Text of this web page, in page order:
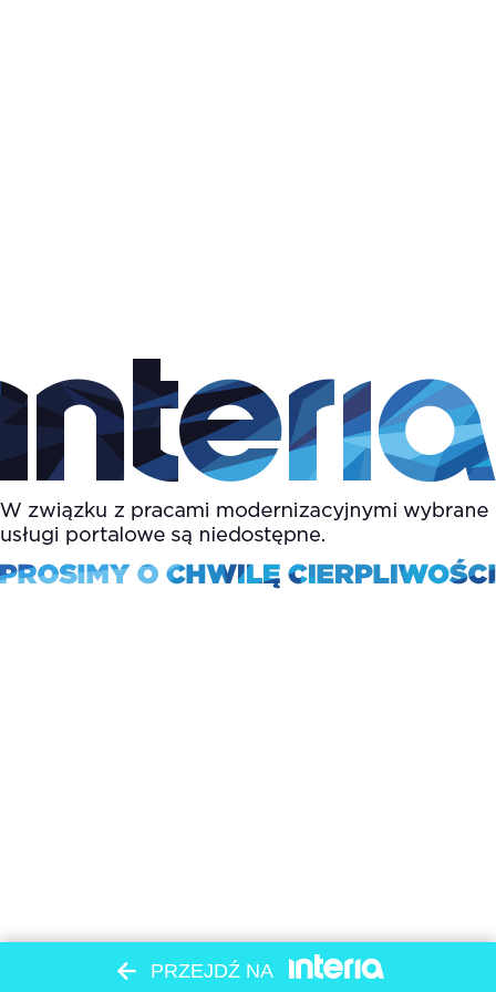
PRZEJDŹ NA